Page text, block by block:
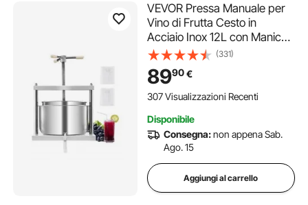
VEVOR Pressa Manuale per
Vino di Frutta Cesto in
Acciaio Inox 12L con Manico,
Spremiagrumi Manuale per
Bevande Alcoliche Pressa
per Sidro, Mela, Uva, Tintura,
Miele, Olio d'Oliva Cucina,
(331)
8990€
307 Visualizzazioni Recenti
Disponibile
Consegna:non appena Sab.
Ago. 15
Aggiungi al carrello